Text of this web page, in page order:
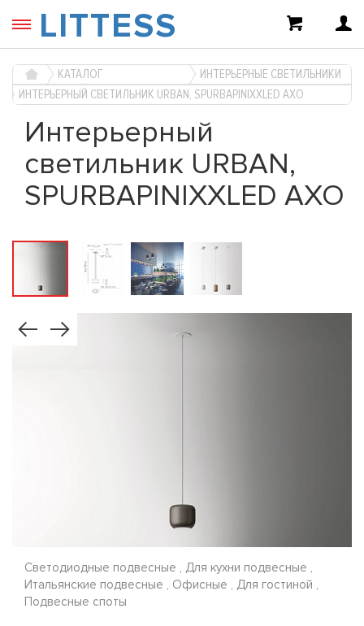
LITTESS
КАТАЛОГ
ИНТЕРЬЕРНЫЕ СВЕТИЛЬНИКИ
ИНТЕРЬЕРНЫЙ СВЕТИЛЬНИК URBAN, SPURBAPINIXXLED AXO
Интерьерный
светильник URBAN,
SPURBAPINIXXLED AXO
Светодиодные подвесные , Для кухни подвесные ,
Итальянские подвесные , Офисные , Для гостиной ,
Подвесные споты